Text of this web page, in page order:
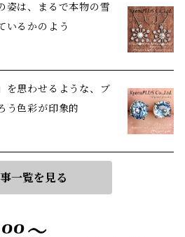
姿は、まるで本物の雪
いるかのよう
を思わせるような、ブ
う色彩が印象的
一覧を見る